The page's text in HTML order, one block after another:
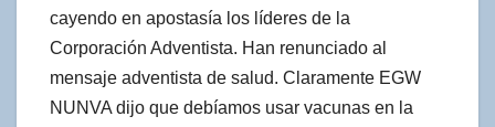
cayendo en apostasía los líderes de la
Corporación Adventista. Han renunciado al
mensaje adventista de salud. Claramente EGW
NUNVA dijo que debíamos usar vacunas en la